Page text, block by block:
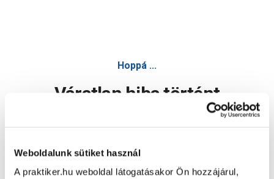
Weboldalunk sütiket használ
A praktiker.hu weboldal látogatásakor Ön hozzájárul,
Hoppá ...
Váratlan hiba történt
Oldal újratöltése